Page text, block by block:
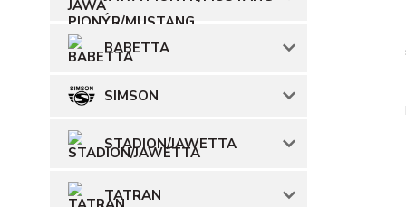
BABETTA
SIMSON
STADION/JAWETTA
TATRAN